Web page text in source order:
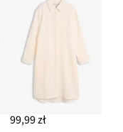
99,99 zł